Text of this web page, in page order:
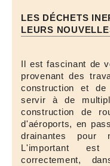
LES DÉCHETS
LEURS
Il est fascinant de
provenant des
construction et de
servir à de
construction de
d'aéroports, en
drainantes pour
L'important
correctement,